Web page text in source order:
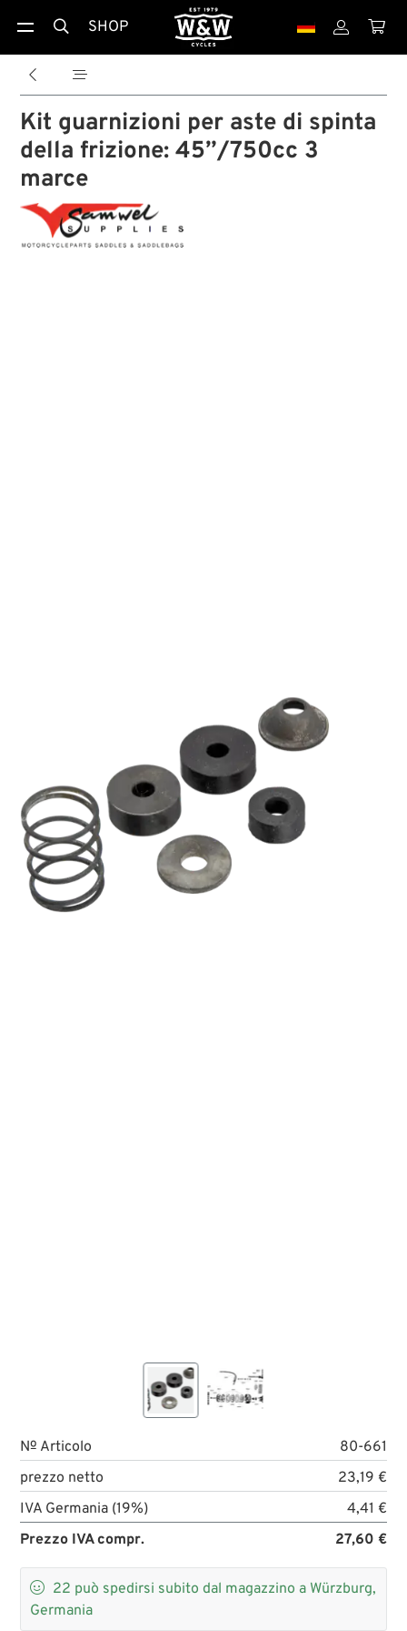
 SHOP  
 
Kit guarnizioni per aste di spinta
della frizione: 45”/750cc 3
marce
№ Articolo
80-661
prezzo netto
23,19 €
IVA Germania (19%)
4,41 €
Prezzo IVA compr.
27,60 €
 22 può spedirsi subito dal magazzino a Würzburg,
Germania